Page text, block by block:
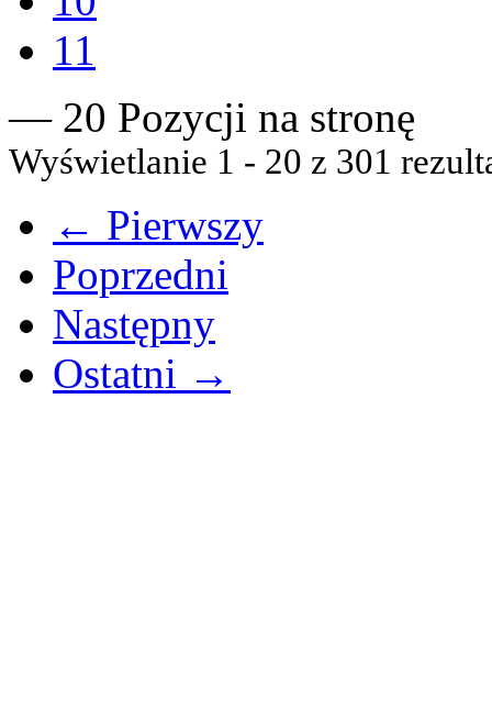
11
— 20 Pozycji na stronę
Wyświetlanie 1 - 20 z 301
← Pierwszy
Poprzedni
Następny
Ostatni →